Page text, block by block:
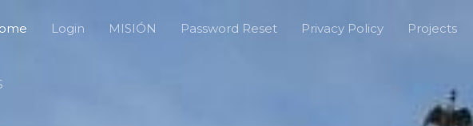
Login MISIÓN Password Reset Privacy Policy Projects